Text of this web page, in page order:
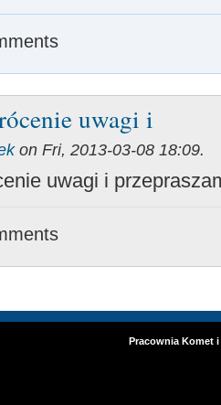
uwagi i
on Fri, 2013-03-08 18:09.
uwagi i
Pracownia Komet